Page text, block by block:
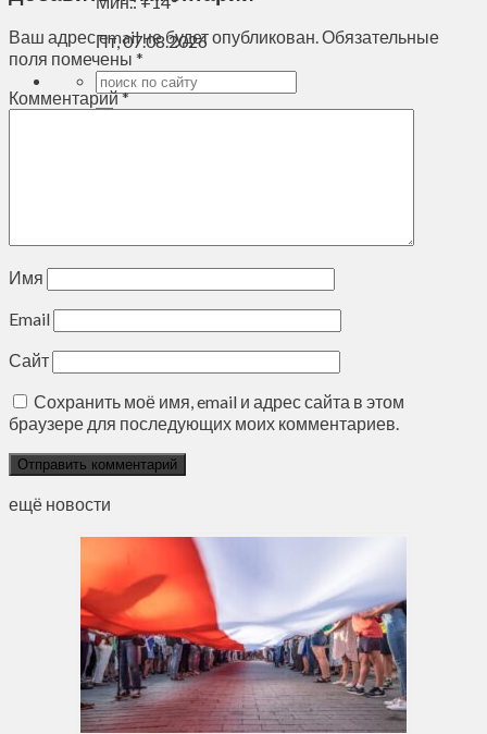
Пт, 07.08.2026
Ваш адрес email не будет опубликован.Обязательные
поля помечены *
Комментарий*
Имя
Email
Сайт
Сохранить моё имя, email и адрес сайта в этом
браузере для последующих моих комментариев.
ещё новости